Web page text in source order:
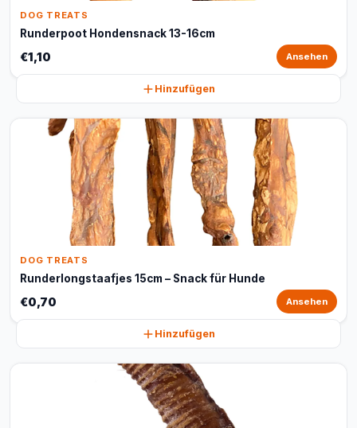
DOG TREATS
Runderpoot Hondensnack 13-16cm
€1,10 Ansehen
Hinzufügen
DOG TREATS
Runderlongstaafjes 15cm – Snack für Hunde
€0,70 Ansehen
Hinzufügen